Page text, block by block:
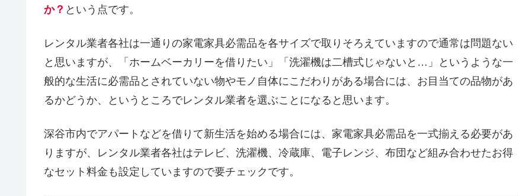
か？ という点です。
レンタル業者各社は一通りの家電家具必需品を各サイズで取りそろえていますので通常は問題ない
と思いますが、「ホームベーカリーを借りたい」「洗濯機は二槽式じゃないと…」というような一
般的な生活に必需品とされていない物やモノ自体にこだわりがある場合には、お目当ての品物があ
るかどうか、というところでレンタル業者を選ぶことになると思います。
深谷市内でアパートなどを借りて新生活を始める場合には、家電家具必需品を一式揃える必要があ
りますが、レンタル業者各社はテレビ、洗濯機、冷蔵庫、電子レンジ、布団など組み合わせたお得
なセット料金も設定していますので要チェックです。